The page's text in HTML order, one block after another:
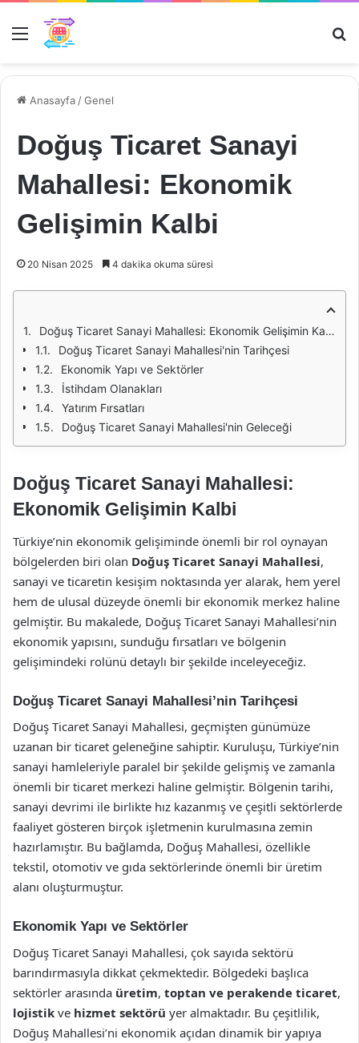
Menü
Anasayfa /Genel
Doğuş Ticaret Sanayi
Mahallesi: Ekonomik
Gelişimin Kalbi
20 Nisan 2025 4 dakika okuma süresi
Doğuş Ticaret Sanayi Mahallesi: Ekonomik Gelişimin Kalbi
Doğuş Ticaret Sanayi Mahallesi'nin Tarihçesi
Ekonomik Yapı ve Sektörler
İstihdam Olanakları
Yatırım Fırsatları
Doğuş Ticaret Sanayi Mahallesi'nin Geleceği
Doğuş Ticaret Sanayi Mahallesi:
Ekonomik Gelişimin Kalbi
Türkiye’nin ekonomik gelişiminde önemli bir rol oynayan
bölgelerden biri olan Doğuş Ticaret Sanayi Mahallesi,
sanayi ve ticaretin kesişim noktasında yer alarak, hem yerel
hem de ulusal düzeyde önemli bir ekonomik merkez haline
gelmiştir. Bu makalede, Doğuş Ticaret Sanayi Mahallesi’nin
ekonomik yapısını, sunduğu fırsatları ve bölgenin
gelişimindeki rolünü detaylı bir şekilde inceleyeceğiz.
Doğuş Ticaret Sanayi Mahallesi’nin Tarihçesi
Doğuş Ticaret Sanayi Mahallesi, geçmişten günümüze
uzanan bir ticaret geleneğine sahiptir. Kuruluşu, Türkiye’nin
sanayi hamleleriyle paralel bir şekilde gelişmiş ve zamanla
önemli bir ticaret merkezi haline gelmiştir. Bölgenin tarihi,
sanayi devrimi ile birlikte hız kazanmış ve çeşitli sektörlerde
faaliyet gösteren birçok işletmenin kurulmasına zemin
hazırlamıştır. Bu bağlamda, Doğuş Mahallesi, özellikle
tekstil, otomotiv ve gıda sektörlerinde önemli bir üretim
alanı oluşturmuştur.
Ekonomik Yapı ve Sektörler
Doğuş Ticaret Sanayi Mahallesi, çok sayıda sektörü
barındırmasıyla dikkat çekmektedir. Bölgedeki başlıca
sektörler arasında üretim, toptan ve perakende ticaret,
lojistik ve hizmet sektörü yer almaktadır. Bu çeşitlilik,
Doğuş Mahallesi’ni ekonomik açıdan dinamik bir yapıya